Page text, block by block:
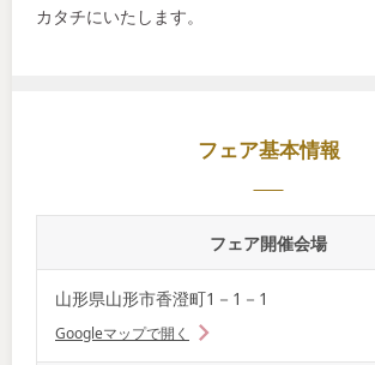
カタチにいたします。
フェア基本情報
フェア開催会場
山形県山形市香澄町1－1－1
Googleマップで開く